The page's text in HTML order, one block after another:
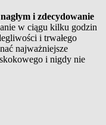
i zdecydowanie
w ciągu kilku godzin
i trwałego
najważniejsze
i nigdy nie